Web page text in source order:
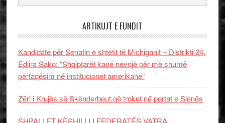
ARTIKUJT E FUNDIT
Kandidate për Senatin e shtetit të Michiganit – Distrikti 24,
Edlira Sako: “Shqiptarët kanë nevojë për më shumë
përfaqësim në institucionet amerikane”
Zëri i Krujës së Skënderbeut që troket në portat e Sienës
SHPALLET KËSHILLI I FEDERATËS VATRA